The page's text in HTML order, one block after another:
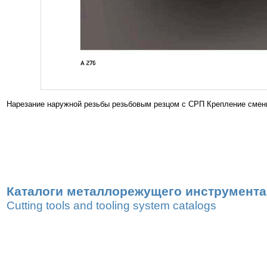
Нарезание наружной резьбы резьбовым резцом с СРП Крепление
Каталоги металлорежущего
Cutting tools and tooling system catalogs